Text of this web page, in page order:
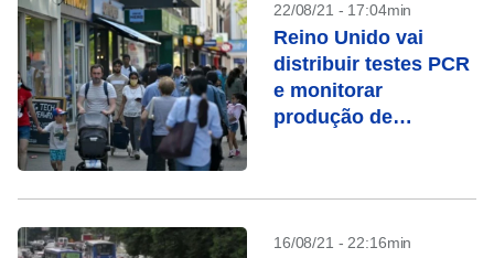
22/08/21 - 17:04min
Reino Unido vai
distribuir testes PCR
e monitorar
produção de
16/08/21 - 22:16min